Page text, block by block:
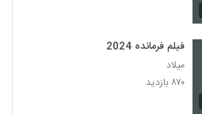
فیلم فرمانده 2024
میلاد
۸۷۰ بازدید